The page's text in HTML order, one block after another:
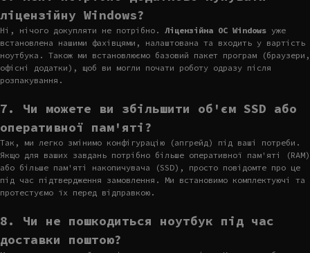
ліцензійну Windows?
Ні, нічого докупляти не потрібно. Ліцензійна ОС Windows уже
встановлена нашими фахівцями, налаштована та входить у вартість
ноутбука. Також ми встановлюємо базовий пакет програм (браузери,
офісні додатки), щоб ви могли почати роботу одразу після
розпакування.
7. Чи можете ви збільшити об'єм SSD або
оперативної пам'яті?
Так, ми легко змінимо конфігурацію (апгрейд) під ваші потреби.
Якщо для ваших завдань потрібно більше оперативної пам'яті (RAM)
або більше пам'яті накопичувача (SSD), просто повідомте про це
під час підтвердження замовлення. Ми встановимо комплектуючі та
протестуємо їх перед відправкою.
8. Чи не пошкодиться ноутбук під час
доставки поштою?